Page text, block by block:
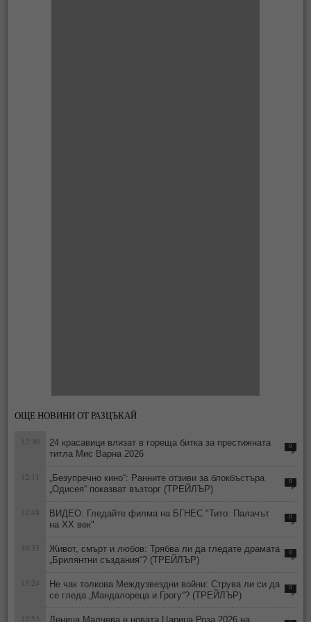
ОЩЕ НОВИНИ ОТ РАЗЦЪКАЙ
12:30
24 красавици влизат в гореща битка за престижната
титла Мис Варна 2026
0
12:11
„Безупречно кино“: Ранните отзиви за блокбъстъра
„Одисея“ показват възторг (ТРЕЙЛЪР)
0
12:48
ВИДЕО: Гледайте филма на БГНЕС "Тито: Палачът
на ХХ век"
0
10:33
Живот, смърт и любов: Трябва ли да гледате драмата
„Брилянтни създания“? (ТРЕЙЛЪР)
0
13:24
Не чак толкова Междузвездни войни: Струва ли си да
се гледа „Мандалореца и Грогу“? (ТРЕЙЛЪР)
0
12:53 Деница Малчева е новата Царица Роза 2026 на